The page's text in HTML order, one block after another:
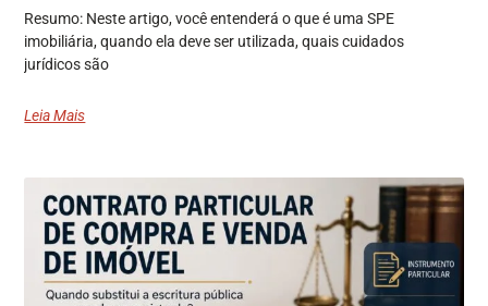
Resumo: Neste artigo, você entenderá o que é uma SPE
imobiliária, quando ela deve ser utilizada, quais cuidados
jurídicos são
Leia Mais